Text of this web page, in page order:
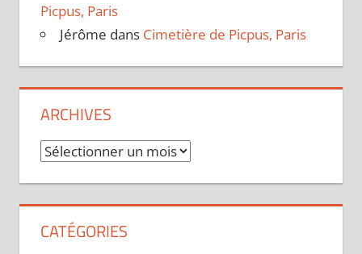
Picpus, Paris
Jérôme dans Cimetière de Picpus, Paris
ARCHIVES
Archives
CATÉGORIES